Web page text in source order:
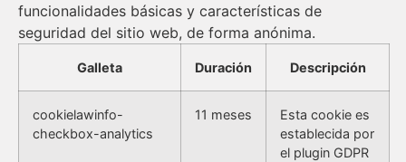
funcionalidades básicas y características de
seguridad del sitio web, de forma anónima.
Galleta Duración Descripción
cookielawinfo-
checkbox-analytics
11 meses
Esta cookie es
establecida por
el plugin GDPR